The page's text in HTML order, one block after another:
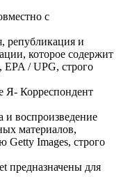
с
републикация и
которое содержит
/ UPG, строго
Я- Корреспондент
и воспроизведение
материалов,
Getty Images, строго
предназначены для